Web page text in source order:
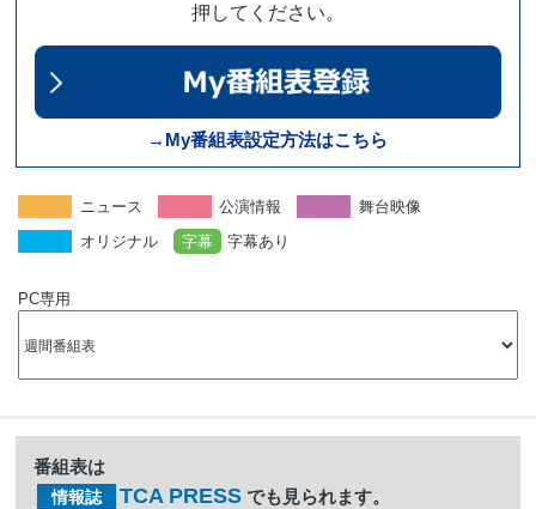
押してください。
→My番組表設定方法はこちら
ニュース 公演情報
舞台映像
オリジナル
字幕 字幕あり
PC専用
番組表は
情報誌 TCA PRESS でも見られます。